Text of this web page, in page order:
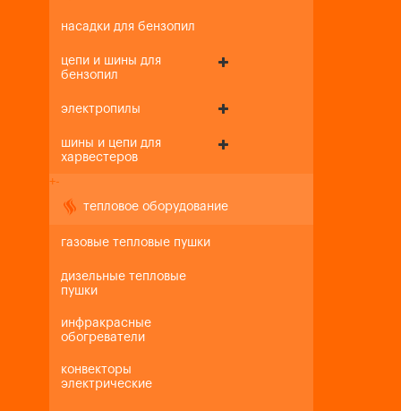
насадки для бензопил
цепи и шины для
бензопил
электропилы
шины и цепи для
харвестеров
+-
тепловое оборудование
газовые тепловые пушки
дизельные тепловые
пушки
инфракрасные
обогреватели
конвекторы
электрические